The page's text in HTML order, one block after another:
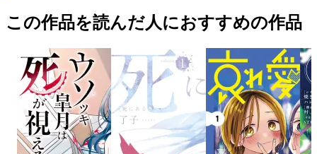
この作品を読んだ人におすすめの作品